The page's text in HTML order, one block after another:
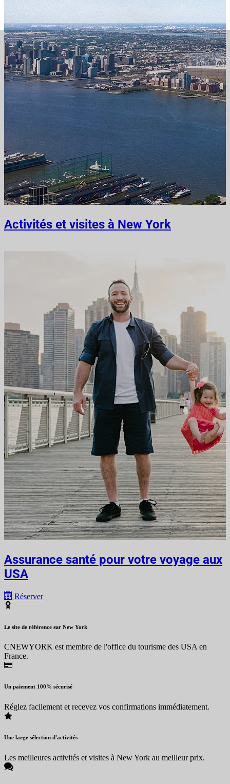
Activités et visites à New York
Assurance santé pour votre voyage aux
USA
Réserver
Le site de référence sur New York
CNEWYORK est membre de l'office du tourisme des USA en
France.
Un paiement 100% sécurisé
Réglez facilement et recevez vos confirmations immédiatement.
Une large sélection d'activités
Les meilleures activités et visites à New York au meilleur prix.